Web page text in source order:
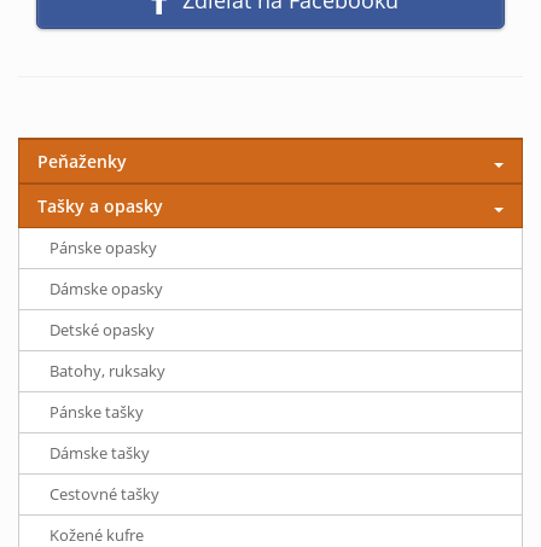
Peňaženky
Tašky a opasky
Pánske opasky
Dámske opasky
Detské opasky
Batohy, ruksaky
Pánske tašky
Dámske tašky
Cestovné tašky
Kožené kufre